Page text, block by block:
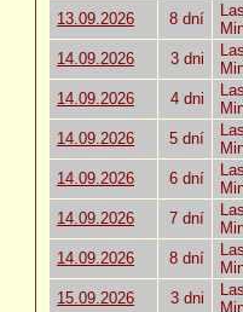
13.09.2026
8 dní
14.09.2026
3 dni
14.09.2026
4 dni
14.09.2026
5 dní
14.09.2026
6 dní
14.09.2026
7 dní
14.09.2026
8 dní
15.09.2026
3 dni